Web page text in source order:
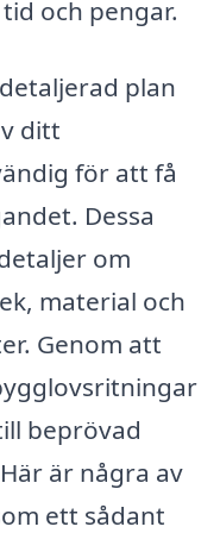
och pengar.
plan
ditt
för att få
Dessa
om
material och
Genom att
beprövad
är några av
ett sådant